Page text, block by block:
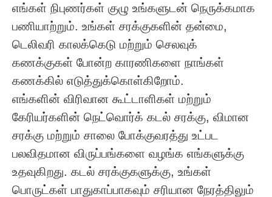
எங்கள் நிபுணர்கள் குழு உங்களுடன் நெருக்கமாக
பணியாற்றும். உங்கள் சரக்குகளின் தன்மை,
டெலிவரி காலக்கெடு மற்றும் செலவுக்
கணக்குகள் போன்ற காரணிகளை நாங்கள்
கணக்கில் எடுத்துக்கொள்கிறோம்.
எங்களின் விரிவான கூட்டாளிகள் மற்றும்
கேரியர்களின் நெட்வொர்க் கடல் சரக்கு, விமான
சரக்கு மற்றும் சாலை போக்குவரத்து உட்பட
பலவிதமான விருப்பங்களை வழங்க எங்களுக்கு
உதவுகிறது. கடல் சரக்குகளுக்கு, உங்கள்
பொருட்கள் பாதுகாப்பாகவும் சரியான நேரத்திலும்